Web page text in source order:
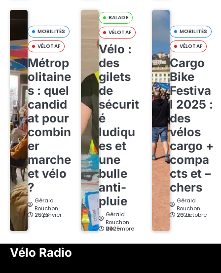
MOBILITÉS
VÉLOTAF
Métrop
olitaine
s : quel
candid
at pour
combin
er
marche
et vélo
?
Gérald
Bouchon
25 janvier 2026
BALADE
VÉLOTAF
Vélo :
des
gilets
de
sécurit
é
ludiqu
es et
une
bulle
anti-
pluie
Gérald
Bouchon
24 décembre 2025
MOBILITÉS
VÉLOTAF
Cargo
Bike
Festiva
l 2025 :
des
vélos
cargo +
compa
cts et –
chers
Gérald
Bouchon
26 octobre 2025
Vélo Radio